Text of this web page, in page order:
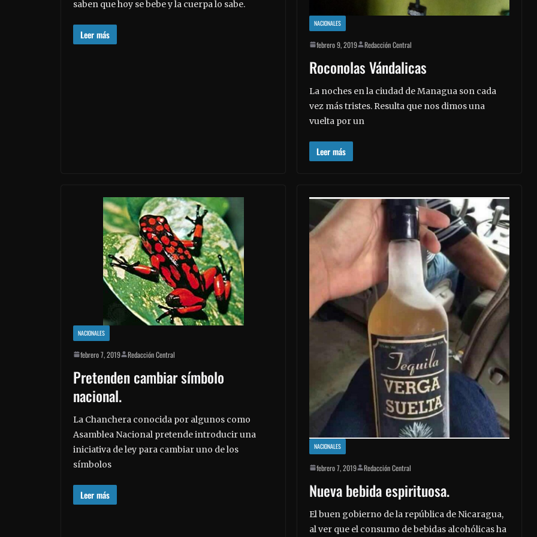
saben que hoy se bebe y la cuerpa lo sabe.
Leer más
NACIONALES
febrero 9, 2019 Redacción Central
Roconolas Vándalicas
La noches en la ciudad de Managua son cada
vez más tristes. Resulta que nos dimos una
vuelta por un
Leer más
NACIONALES
febrero 7, 2019 Redacción Central
Pretenden cambiar símbolo
nacional.
La Chanchera conocida por algunos como
Asamblea Nacional pretende introducir una
iniciativa de ley para cambiar uno de los
símbolos
Leer más
NACIONALES
febrero 7, 2019 Redacción Central
Nueva bebida espirituosa.
El buen gobierno de la república de Nicaragua,
al ver que el consumo de bebidas alcohólicas ha